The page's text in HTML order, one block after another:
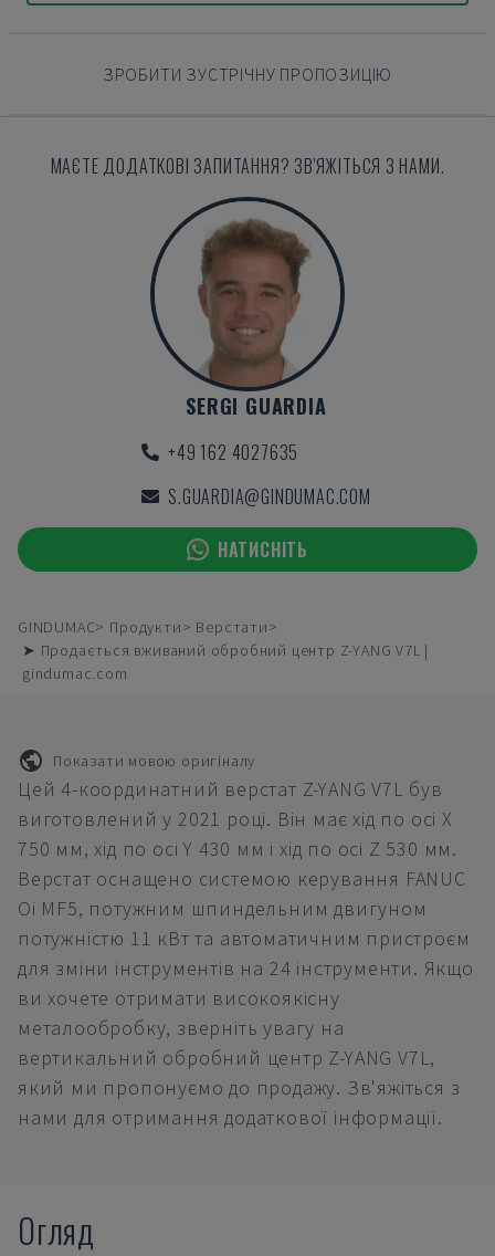
ЗРОБИТИ ЗУСТРІЧНУ ПРОПОЗИЦІЮ
МАЄТЕ ДОДАТКОВІ ЗАПИТАННЯ? ЗВ'ЯЖІТЬСЯ З НАМИ.
SERGI GUARDIA
+49 162 4027635
S.GUARDIA@GINDUMAC.COM
НАТИСНІТЬ
GINDUMAC Продукти
Верстати
➤ Продається вживаний обробний центр Z-YANG V7L |
gindumac.com
Показати мовою оригіналу
Цей 4-координатний верстат Z-YANG V7L був
виготовлений у 2021 році. Він має хід по осі X
750 мм, хід по осі Y 430 мм і хід по осі Z 530 мм.
Верстат оснащено системою керування FANUC
Oi MF5, потужним шпиндельним двигуном
потужністю 11 кВт та автоматичним пристроєм
для зміни інструментів на 24 інструменти. Якщо
ви хочете отримати високоякісну
металообробку, зверніть увагу на
вертикальний обробний центр Z-YANG V7L,
який ми пропонуємо до продажу. Зв'яжіться з
нами для отримання додаткової інформації.
Огляд